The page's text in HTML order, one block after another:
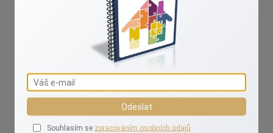
info@realityvalaskova.cz
604 430 162
Reality aktuálně
Odeslat
Souhlasím se zpracováním osobních údajů